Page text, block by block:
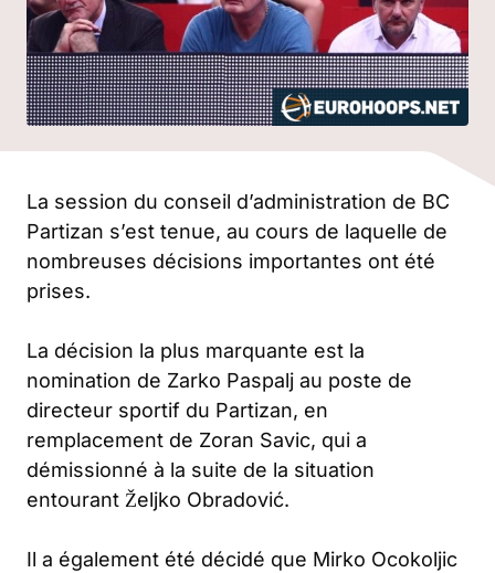
La session du conseil d’administration de BC
Partizan s’est tenue, au cours de laquelle de
nombreuses décisions importantes ont été
prises.
La décision la plus marquante est la
nomination de Zarko Paspalj au poste de
directeur sportif du Partizan, en
remplacement de Zoran Savic, qui a
démissionné à la suite de la situation
entourant Željko Obradović.
Il a également été décidé que Mirko Ocokoljic